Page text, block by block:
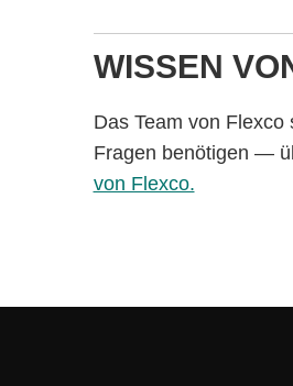
WISSEN
Das Team von
Fragen benötigen —
von Flexco.